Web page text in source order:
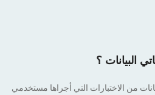
البيانات ؟
من الاختبارات التي أجراها مستخدمي